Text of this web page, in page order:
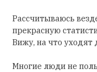
Рассчитываюсь
прекрасную
Вижу, на что уходят
Многие люди не